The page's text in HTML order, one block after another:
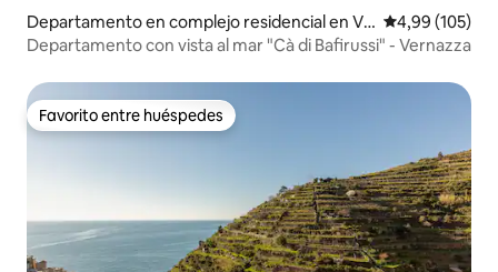
Departamento en complejo residencial en Ve
rnazza
Calificación
4,99 (105)
Departamento con vista al mar "Cà di Bafirussi" - Vernazza
Favorito entre huéspedes
Favorito entre huéspedes